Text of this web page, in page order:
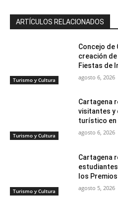
ARTÍCULOS RELACIONADOS
Turismo y Cultura
Concejo de
creación
Fiestas de
agosto 6, 2026
Turismo y Cultura
Cartagena
visitantes y
turístico en
agosto 6, 2026
Turismo y Cultura
Cartagena
los
agosto 5, 2026